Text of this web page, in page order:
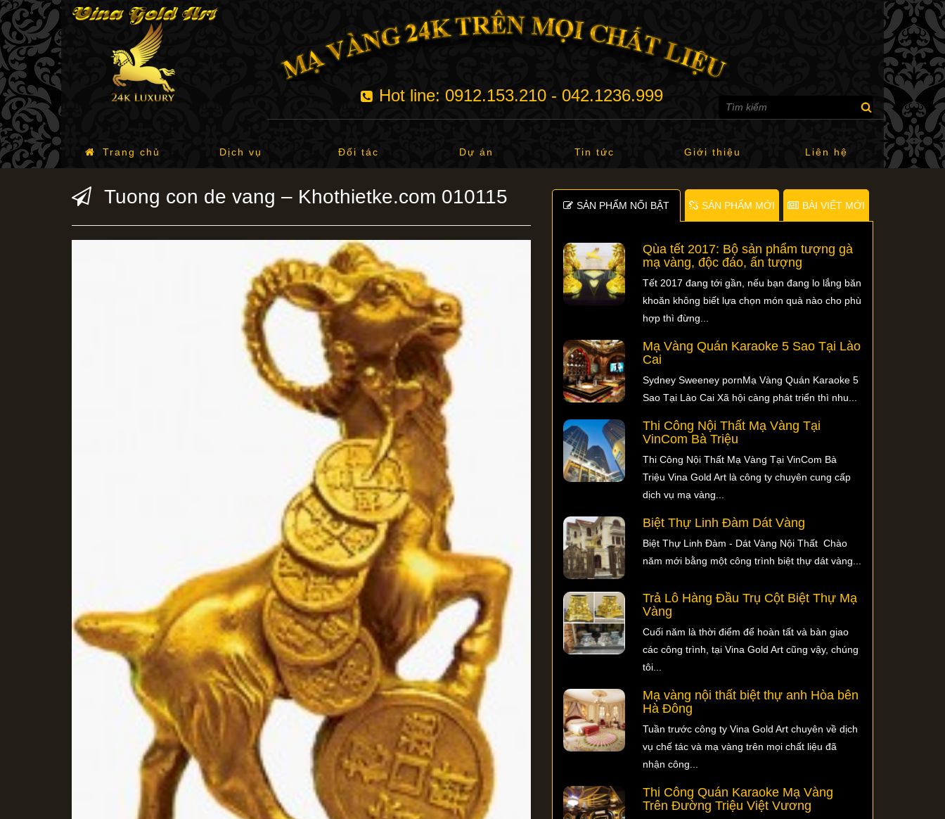
Hot line: 0912.153.210 - 042.1236.999
Trang chủ Dịch vụ Đối tác Dự án Tin tức Giới thiệu Liên hệ
Tuong con de vang – Khothietke.com 010115 SẢN PHẨM NỐI BẬT SẢN PHẨM MỚI BÀI VIẾT MỚI
Qùa tết 2017: Bộ sản phẩm tượng gà
mạ vàng, độc đáo, ấn tượng
Tết 2017 đang tới gần, nếu bạn đang lo lắng băn
khoăn không biết lựa chọn món quà nào cho phù
hợp thì đừng...
Mạ Vàng Quán Karaoke 5 Sao Tại Lào
Cai
Sydney Sweeney pornMạ Vàng Quán Karaoke 5
Sao Tại Lào Cai Xã hội càng phát triển thì nhu...
Thi Công Nội Thất Mạ Vàng Tại
VinCom Bà Triệu
Thi Công Nội Thất Mạ Vàng Tại VinCom Bà
Triệu Vina Gold Art là công ty chuyên cung cấp
dịch vụ mạ vàng...
Biệt Thự Linh Đàm Dát Vàng
Biệt Thự Linh Đàm - Dát Vàng Nội Thất Chào
năm mới bằng một công trình biệt thự dát vàng...
Trả Lô Hàng Đầu Trụ Cột Biệt Thự Mạ
Vàng
Cuối năm là thời điểm để hoàn tất và bàn giao
các công trình, tại Vina Gold Art cũng vậy, chúng
tôi...
Mạ vàng nội thất biệt thự anh Hòa bên
Hà Đông
Tuần trước công ty Vina Gold Art chuyên về dịch
vụ chế tác và mạ vàng trên mọi chất liệu đã
nhận công...
Thi Công Quán Karaoke Mạ Vàng
Trên Đường Triệu Việt Vương